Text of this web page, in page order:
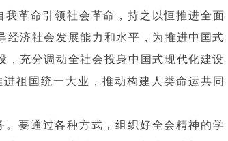
革命引领社会革命，持之以恒推进全面
经济社会发展能力和水平，为推进中国式
充分调动全社会投身中国式现代化建设
祖国统一大业，推动构建人类命运共同
要通过各种方式，组织好全会精神的学